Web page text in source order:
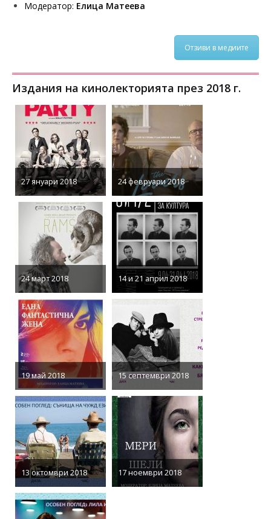
Модератор: Елица Матеева
Отзиви в медиите
Издания на кинолекторията през 2018 г.
27 януари 2018 24 февруари 2018
24 март 2018 14 и 21 април 2018
19 май 2018 15 септември 2018
13 октомври 2018 17 ноември 2018